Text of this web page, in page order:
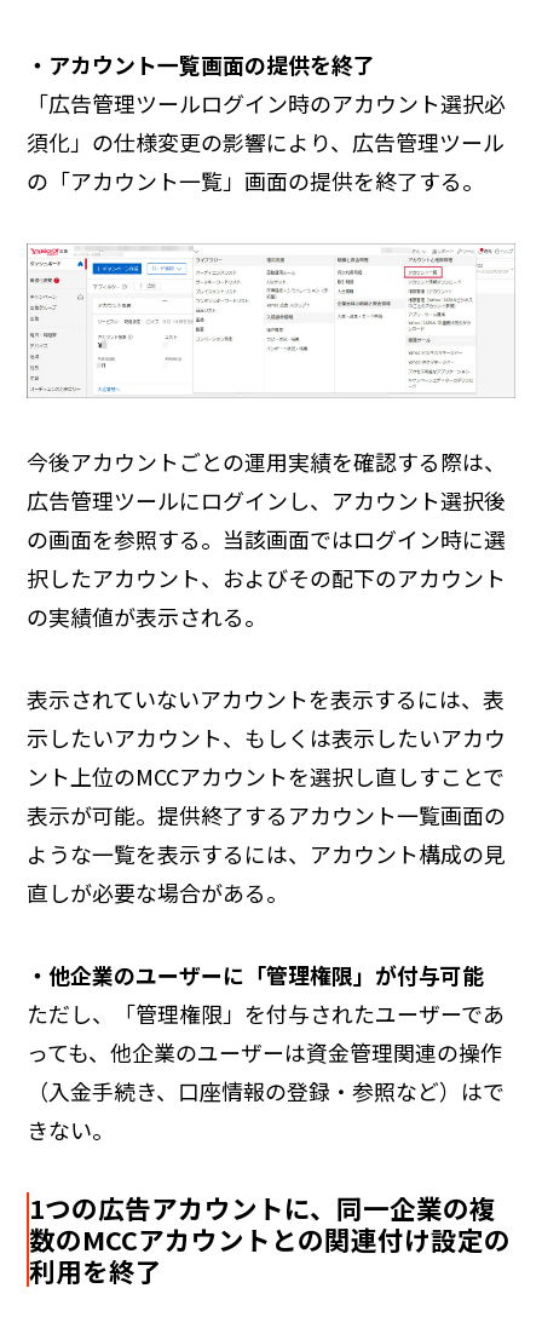
・アカウント一覧画面の提供を終了
「広告管理ツールログイン時のアカウント選択必
須化」の仕様変更の影響により、広告管理ツール
の「アカウント一覧」画面の提供を終了する。
今後アカウントごとの運用実績を確認する際は、
広告管理ツールにログインし、アカウント選択後
の画面を参照する。当該画面ではログイン時に選
択したアカウント、およびその配下のアカウント
の実績値が表示される。
表示されていないアカウントを表示するには、表
示したいアカウント、もしくは表示したいアカウ
ント上位のMCCアカウントを選択し直しすことで
表示が可能。提供終了するアカウント一覧画面の
ような一覧を表示するには、アカウント構成の見
直しが必要な場合がある。
・他企業のユーザーに「管理権限」が付与可能
ただし、「管理権限」を付与されたユーザーであ
っても、他企業のユーザーは資金管理関連の操作
（入金手続き、口座情報の登録・参照など）はで
きない。
1つの広告アカウントに、同一企業の複
数のMCCアカウントとの関連付け設定の
利用を終了